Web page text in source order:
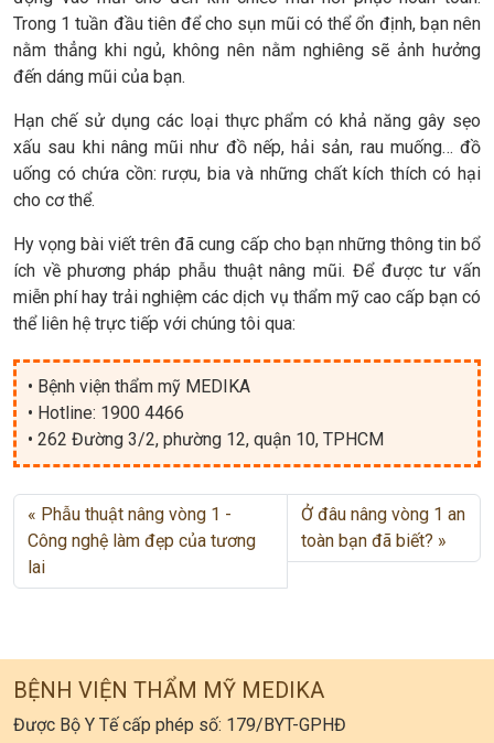
Trong 1 tuần đầu tiên để cho sụn mũi có thể ổn định, bạn nên
nằm thẳng khi ngủ, không nên nằm nghiêng sẽ ảnh hưởng
đến dáng mũi của bạn.
Hạn chế sử dụng các loại thực phẩm có khả năng gây sẹo
xấu sau khi nâng mũi như đồ nếp, hải sản, rau muống… đồ
uống có chứa cồn: rượu, bia và những chất kích thích có hại
cho cơ thể.
Hy vọng bài viết trên đã cung cấp cho bạn những thông tin bổ
ích về phương pháp phẫu thuật nâng mũi. Để được tư vấn
miễn phí hay trải nghiệm các dịch vụ thẩm mỹ cao cấp bạn có
thể liên hệ trực tiếp với chúng tôi qua:
• Bệnh viện thẩm mỹ MEDIKA
• Hotline: 1900 4466
• 262 Đường 3/2, phường 12, quận 10, TPHCM
Phẫu thuật nâng vòng 1 -
Công nghệ làm đẹp của tương
lai
Ở đâu nâng vòng 1 an
toàn bạn đã biết?
BỆNH VIỆN THẨM MỸ MEDIKA
Được Bộ Y Tế cấp phép số: 179/BYT-GPHĐ